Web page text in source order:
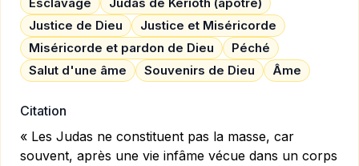
Justice de Dieu
Justice et Miséricorde
Miséricorde et pardon de Dieu
Péché
Salut d'une âme
Souvenirs de Dieu Âme
Citation
« Les Judas ne constituent pas la masse, car
souvent, après une vie infâme vécue dans un corps